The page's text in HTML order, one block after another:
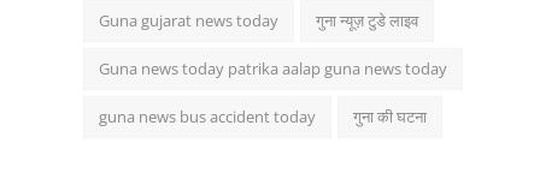
Guna gujarat news today गुना न्यूज़ टुडे लाइव
Guna news today patrika aalap guna news today
guna news bus accident today गुना की घटना